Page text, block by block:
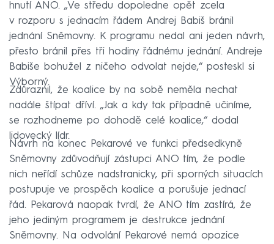
hnutí ANO. „Ve středu dopoledne opět zcela
v rozporu s jednacím řádem Andrej Babiš bránil
jednání Sněmovny. K programu nedal ani jeden návrh,
přesto bránil přes tři hodiny řádnému jednání. Andreje
Babiše bohužel z ničeho odvolat nejde,“ posteskl si
Výborný.
Zdůraznil, že koalice by na sobě neměla nechat
nadále štípat dříví. „Jak a kdy tak případně učiníme,
se rozhodneme po dohodě celé koalice,“ dodal
lidovecký lídr.
Návrh na konec Pekarové ve funkci předsedkyně
Sněmovny zdůvodňují zástupci ANO tím, že podle
nich neřídí schůze nadstranicky, při sporných situacích
postupuje ve prospěch koalice a porušuje jednací
řád. Pekarová naopak tvrdí, že ANO tím zastírá, že
jeho jediným programem je destrukce jednání
Sněmovny. Na odvolání Pekarové nemá opozice